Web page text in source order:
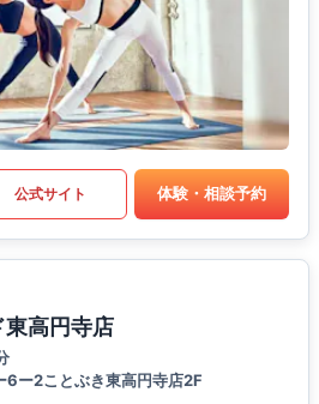
公式サイト 体験・相談予約
高円寺店
6ー2ことぶき東高円寺店2F